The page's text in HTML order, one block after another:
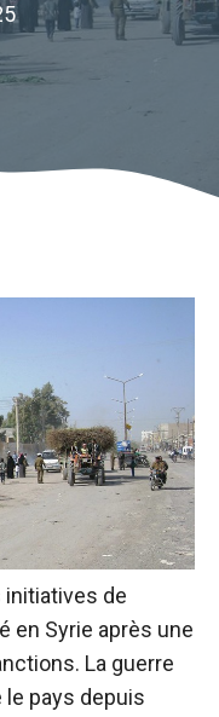
initiatives de
en Syrie après une
La guerre
pays depuis